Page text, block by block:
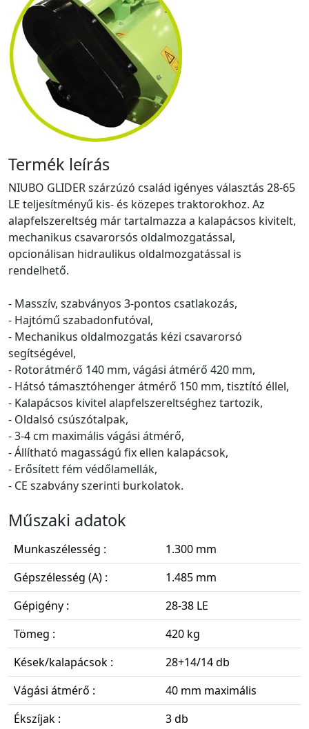
Termék leírás
NIUBO GLIDER szárzúzó család igényes választás 28-65
LE teljesítményű kis- és közepes traktorokhoz. Az
alapfelszereltség már tartalmazza a kalapácsos kivitelt,
mechanikus csavarorsós oldalmozgatással,
opcionálisan hidraulikus oldalmozgatással is
rendelhető.
- Masszív, szabványos 3-pontos csatlakozás,
- Hajtómű szabadonfutóval,
- Mechanikus oldalmozgatás kézi csavarorsó
segítségével,
- Rotorátmérő 140 mm, vágási átmérő 420 mm,
- Hátsó támasztóhenger átmérő 150 mm, tisztító éllel,
- Kalapácsos kivitel alapfelszereltséghez tartozik,
- Oldalsó csúszótalpak,
- 3-4 cm maximális vágási átmérő,
- Állítható magasságú fix ellen kalapácsok,
- Erősített fém védőlamellák,
- CE szabvány szerinti burkolatok.
Műszaki adatok
Munkaszélesség :
1.300 mm
Gépszélesség (A) :
1.485 mm
Gépigény :
28-38 LE
Tömeg :
420 kg
Kések/kalapácsok :
28+14/14 db
Vágási átmérő :
40 mm maximális
Ékszíjak :
3 db